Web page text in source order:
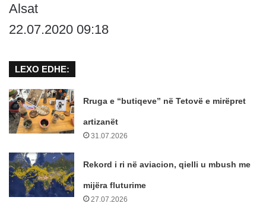
Alsat
22.07.2020 09:18
LEXO EDHE:
Rruga e “butiqeve” në Tetovë e mirëpret
artizanët
31.07.2026
Rekord i ri në aviacion, qielli u mbush me
mijëra fluturime
27.07.2026